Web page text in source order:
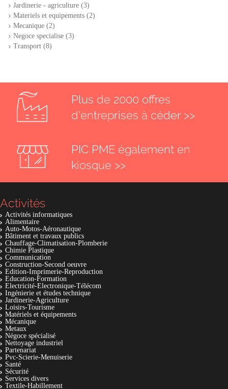
Jardinerie - agriculture (3)
Materiels et equipements (2)
Mecanique (2)
Negoce specialise (3)
Transport (8)
Plus de 2000 offres
d'entreprises à céder >>
PIC PME également en
kiosque >>
Activités
Activités informatiques
Alimentaire
Auto-Motos-Aéronautique
Bâtiment et travaux publics
Chauffage-Climatisation-Plomberie
Chimie Plastique
Communication
Construction-Second oeuvre
Edition-Imprimerie-Reproduction
Education-Formation
Electricité-Electronique-Télécom
Ingénierie et études technique
Jardinerie-Agriculture
Loisirs-Tourisme
Matériels et équipements
Mécanique
Metaux
Négoce spécialisé
Nettoyage industriel
Partenariat
Pvc-Scierie-Menuiserie
Santé
Sécurité
Services divers
Textile-Habillement